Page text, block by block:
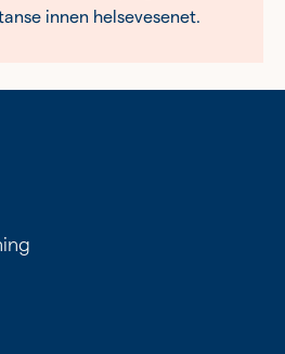
innen helsevesenet.